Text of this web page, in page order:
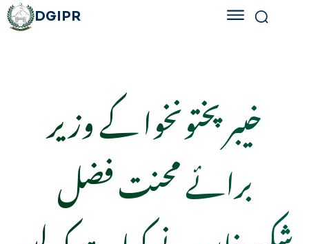
DGIPR
خیبر پختونخوا کے وزیر
برائے محنت فضل